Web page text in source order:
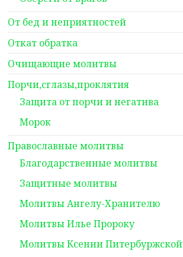
От бед и неприятностей
Откат обратка
Очищающие молитвы
Порчи,сглазы,проклятия
Защита от порчи и негатива
Морок
Православные молитвы
Благодарственные молитвы
Защитные молитвы
Молитвы Ангелу-Хранителю
Молитвы Илье Пророку
Молитвы Ксении Питербуржской